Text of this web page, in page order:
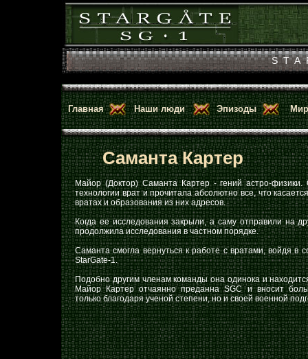
S T A
Главная Наши люди Эпизоды Мир
Саманта Картер
Майор (Доктор) Саманта Картер - гений астро-физики.
технологии врат и прочитала абсолютно все, что
вратах и образования из них адресов.
Когда ее исследования закрыли, а саму отправили на
продолжила исследования в частном порядке.
Саманта смогла вернуться к работе с вратами, войдя в
StarGate-1.
Подобно другим членам команды она одинока и
Майор Картер отчаянно преданна SGC и вносит
только благодаря ученой степени, но и своей военной